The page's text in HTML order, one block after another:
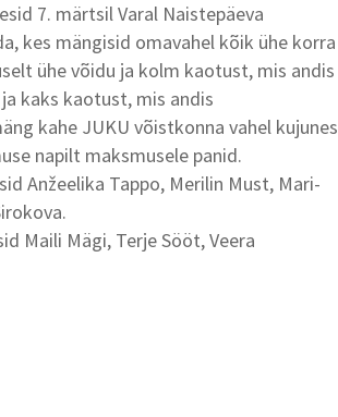
7. märtsil Varal Naistepäeva
kes mängisid omavahel kõik ühe korra
ühe võidu ja kolm kaotust, mis andis
kaks kaotust, mis andis
kahe JUKU võistkonna vahel kujunes
napilt maksmusele panid.
Anžeelika Tappo, Merilin Must, Mari-
Maili Mägi, Terje Sööt, Veera